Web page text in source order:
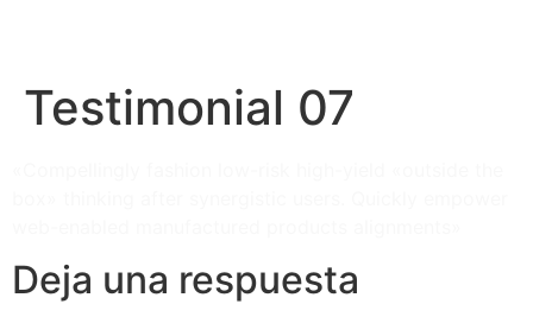
Testimonial 07
Deja una respuesta